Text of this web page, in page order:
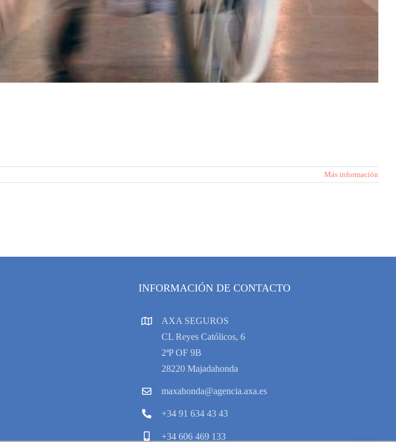
Más información
INFORMACIÓN DE CONTACTO
AXA SEGUROS
CL Reyes Católicos, 6
2ªP OF 9B
28220 Majadahonda
maxahonda@agencia.axa.es
+34 91 634 43 43
+34 606 469 133